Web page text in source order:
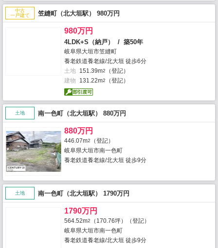
中古
一戸建て
笠縫町（北大垣駅） 980万円
980万円
4LDK+S（納戸） / 築50年
岐阜県大垣市笠縫町
養老鉄道養老線/北大垣 徒歩6分
土地 151.39m2
（登記）
建物
131.22m2 （登記）
土地 南一色町（北大垣駅） 880万円
880万円
446.07m2
（登記）
岐阜県大垣市南一色町
養老鉄道養老線/北大垣 徒歩9分
土地 南一色町（北大垣駅） 1790万円
1790万円
564.52m2
（170.76坪）（登記）
岐阜県大垣市南一色町
養老鉄道養老線/北大垣 徒歩9分